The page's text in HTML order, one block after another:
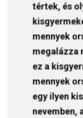
tértek, és
mennyek
megalázza
ez a
mennyek
egy ilyen
nevemben,